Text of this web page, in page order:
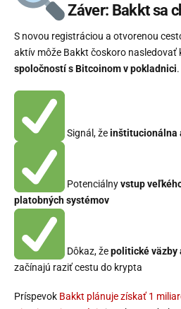
Záver: Bakkt sa
S novou registráciou a otvorenou
aktív môže Bakkt čoskoro nasledovať
spoločností s Bitcoinom v pokladnici
Signál, žeinštitucionálna
Potenciálnyvstup
platobných systémov
Dôkaz, žepolitické väzby
začínajú raziť cestu do krypta
Príspevok Bakkt plánuje získať 1